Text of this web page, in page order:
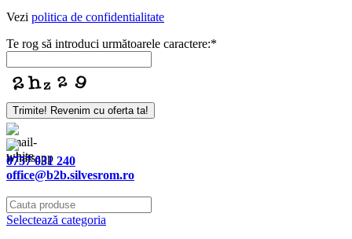
Vezi politica de confidentialitate
Te rog să introduci următoarele caractere:*
Trimite! Revenim cu oferta ta!
0757 031 240
office@b2b.silvesrom.ro
Selectează categoria